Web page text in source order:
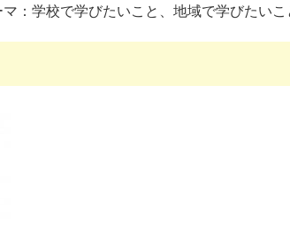
：学校で学びたいこと、地域で学びたいこ